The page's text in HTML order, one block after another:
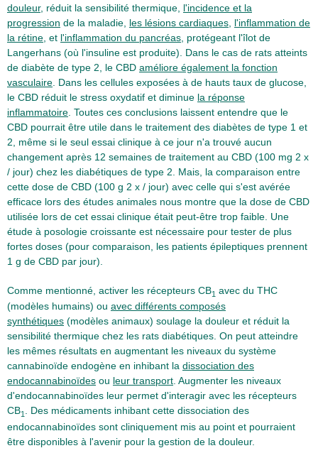
douleur, réduit la sensibilité thermique, l'incidence et la
progression de la maladie, les lésions cardiaques l'inflammation de
la rétine , et l'inflammation du pancréas , protégeant l'îlot de
Langerhans (où l'insuline est produite). Dans le cas de rats atteints
de diabète de type 2, le CBD améliore également la fonction
vasculaire . Dans les cellules exposées à de hauts taux de glucose,
le CBD réduit le stress oxydatif et diminue la réponse
inflammatoire . Toutes ces conclusions laissent entendre que le
CBD pourrait être utile dans le traitement des diabètes de type 1 et
2, même si le seul essai clinique à ce jour n'a trouvé aucun
changement après 12 semaines de traitement au CBD (100 mg 2 x
/ jour) chez les diabétiques de type 2. Mais, la comparaison entre
cette dose de CBD (100 g 2 x / jour) avec celle qui s'est avérée
efficace lors des études animales nous montre que la dose de CBD
utilisée lors de cet essai clinique était peut-être trop faible. Une
étude à posologie croissante est nécessaire pour tester de plus
fortes doses (pour comparaison, les patients épileptiques prennent
1 g de CBD par jour).
Comme mentionné, activer les récepteurs CB1 avec du THC
(modèles humains) ou avec différents composés
synthétiques (modèles animaux) soulage la douleur et réduit la
sensibilité thermique chez les rats diabétiques. On peut atteindre
les mêmes résultats en augmentant les niveaux du système
cannabinoïde endogène en inhibant la dissociation des
endocannabinoïdes ou leur transport. Augmenter les niveaux
d'endocannabinoïdes leur permet d'interagir avec les récepteurs
CB1 . Des médicaments inhibant cette dissociation des
endocannabinoïdes sont cliniquement mis au point et pourraient
être disponibles à l'avenir pour la gestion de la douleur.